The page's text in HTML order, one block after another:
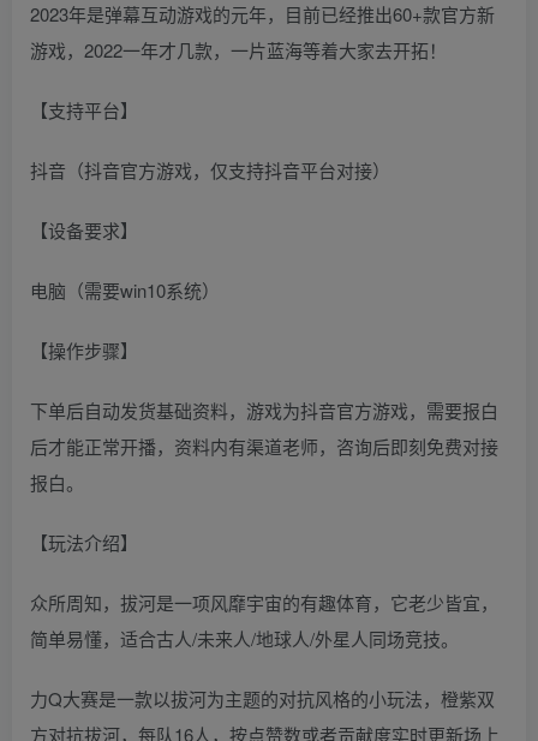
2023年是弹幕互动游戏的元年，目前已经推出60+款官方新
游戏，2022一年才几款，一片蓝海等着大家去开拓！
【支持平台】
抖音（抖音官方游戏，仅支持抖音平台对接）
【设备要求】
电脑（需要win10系统）
【操作步骤】
下单后自动发货基础资料，游戏为抖音官方游戏，需要报白
后才能正常开播，资料内有渠道老师，咨询后即刻免费对接
报白。
【玩法介绍】
众所周知，拔河是一项风靡宇宙的有趣体育，它老少皆宜，
简单易懂，适合古人/未来人/地球人/外星人同场竞技。
力Q大赛是一款以拔河为主题的对抗风格的小玩法，橙紫双
方对抗拔河，每队16人，按点赞数或者贡献度实时更新场上